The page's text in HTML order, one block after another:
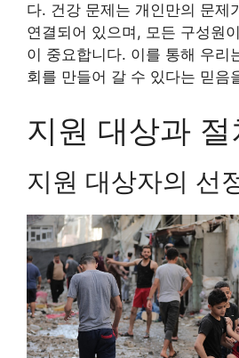
다. 건강 문제는 개인만의 문제
연결되어 있으며, 모든 구성원
이 중요합니다. 이를 통해 우리
회를 만들어 갈 수 있다는 믿음
지원 대상과 절
지원 대상자의 선